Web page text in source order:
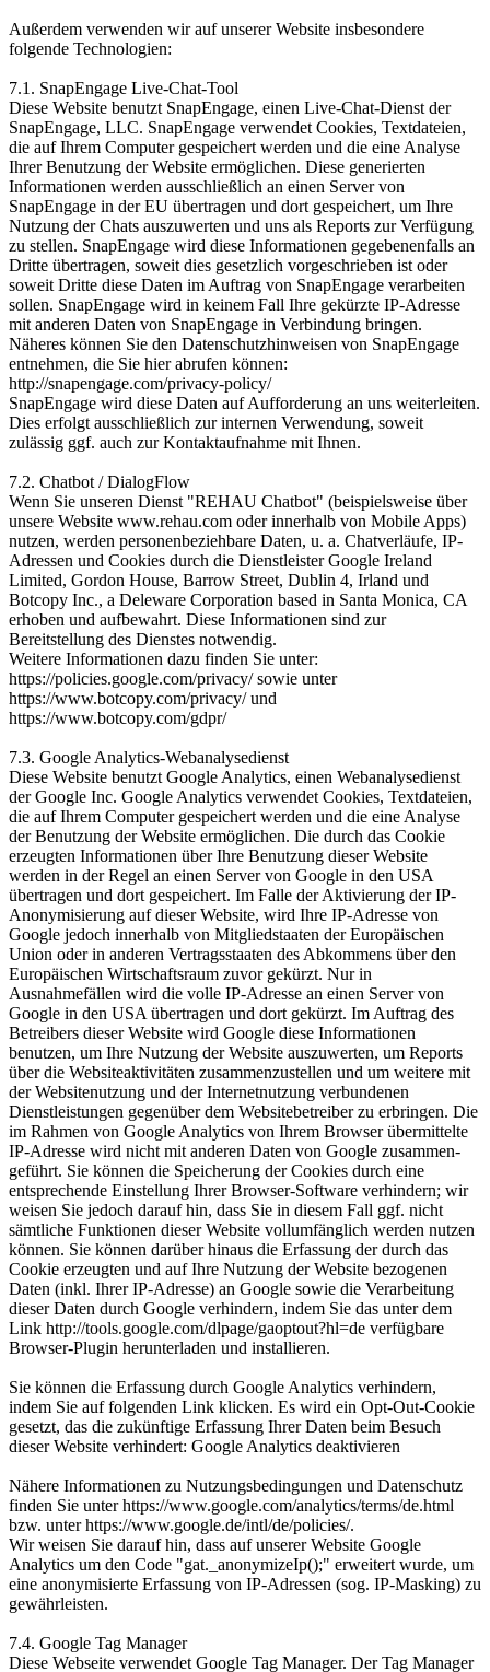
Außerdem verwenden wir auf unserer Website insbesondere
folgende Technologien:
7.1. SnapEngage Live-Chat-Tool
Diese Website benutzt SnapEngage, einen Live-Chat-Dienst der
SnapEngage, LLC. SnapEngage verwendet Cookies, Textdateien,
die auf Ihrem Computer gespeichert werden und die eine Analyse
Ihrer Benutzung der Website ermöglichen. Diese generierten
Informationen werden ausschließlich an einen Server von
SnapEngage in der EU übertragen und dort gespeichert, um Ihre
Nutzung der Chats auszuwerten und uns als Reports zur Verfügung
zu stellen. SnapEngage wird diese Informationen gegebenenfalls an
Dritte übertragen, soweit dies gesetzlich vorgeschrieben ist oder
soweit Dritte diese Daten im Auftrag von SnapEngage verarbeiten
sollen. SnapEngage wird in keinem Fall Ihre gekürzte IP-Adresse
mit anderen Daten von SnapEngage in Verbindung bringen.
Näheres können Sie den Datenschutz­hinweisen von SnapEngage
entnehmen, die Sie hier abrufen können:
http://snapengage.com/privacy-policy/
SnapEngage wird diese Daten auf Aufforderung an uns weiterleiten.
Dies erfolgt ausschließlich zur internen Verwendung, soweit
zulässig ggf. auch zur Kontaktaufnahme mit Ihnen.
7.2. Chatbot / DialogFlow
Wenn Sie unseren Dienst "REHAU Chatbot" (beispielsweise über
unsere Website www.rehau.com oder innerhalb von Mobile Apps)
nutzen, werden personen­beziehbare Daten, u. a. Chatverläufe, IP-
Adressen und Cookies durch die Dienstleister Google Ireland
Limited, Gordon House, Barrow Street, Dublin 4, Irland und
Botcopy Inc., a Deleware Corporation based in Santa Monica, CA
erhoben und aufbewahrt. Diese Informationen sind zur
Bereitstellung des Dienstes notwendig.
Weitere Informationen dazu finden Sie unter:
https://policies.google.com/privacy/ sowie unter
https://www.botcopy.com/privacy/ und
https://www.botcopy.com/gdpr/
7.3. Google Analytics-Webanalysedienst
Diese Website benutzt Google Analytics, einen Webanalyse­dienst
der Google Inc. Google Analytics verwendet Cookies, Textdateien,
die auf Ihrem Computer gespeichert werden und die eine Analyse
der Benutzung der Website ermöglichen. Die durch das Cookie
erzeugten Informationen über Ihre Benutzung dieser Website
werden in der Regel an einen Server von Google in den USA
übertragen und dort gespeichert. Im Falle der Aktivierung der IP-
Anonymisierung auf dieser Website, wird Ihre IP-Adresse von
Google jedoch innerhalb von Mitgliedstaaten der Europäischen
Union oder in anderen Vertragsstaaten des Abkommens über den
Europäischen Wirtschaftsraum zuvor gekürzt. Nur in
Ausnahmefällen wird die volle IP-Adresse an einen Server von
Google in den USA übertragen und dort gekürzt. Im Auftrag des
Betreibers dieser Website wird Google diese Informationen
benutzen, um Ihre Nutzung der Website auszuwerten, um Reports
über die Websiteaktivitäten zusammenzustellen und um weitere mit
der Websitenutzung und der Internetnutzung verbundenen
Dienstleistungen gegenüber dem Websitebetreiber zu erbringen. Die
im Rahmen von Google Analytics von Ihrem Browser übermittelte
IP-Adresse wird nicht mit anderen Daten von Google zusammen­
geführt. Sie können die Speicherung der Cookies durch eine
entsprechende Einstellung Ihrer Browser-Software verhindern; wir
weisen Sie jedoch darauf hin, dass Sie in diesem Fall ggf. nicht
sämtliche Funktionen dieser Website vollumfänglich werden nutzen
können. Sie können darüber hinaus die Erfassung der durch das
Cookie erzeugten und auf Ihre Nutzung der Website bezogenen
Daten (inkl. Ihrer IP-Adresse) an Google sowie die Verarbeitung
dieser Daten durch Google verhindern, indem Sie das unter dem
Link http://tools.google.com/dlpage/gaoptout?hl=de verfügbare
Browser-Plugin herunterladen und installieren.
Sie können die Erfassung durch Google Analytics verhindern,
indem Sie auf folgenden Link klicken. Es wird ein Opt-Out-Cookie
gesetzt, das die zukünftige Erfassung Ihrer Daten beim Besuch
dieser Website verhindert: Google Analytics deaktivieren
Nähere Informationen zu Nutzungsbedingungen und Datenschutz
finden Sie unter https://www.google.com/analytics/terms/de.html
bzw. unter https://www.google.de/intl/de/policies/.
Wir weisen Sie darauf hin, dass auf unserer Website Google
Analytics um den Code "gat._anonymizeIp();" erweitert wurde, um
eine anonymisierte Erfassung von IP-Adressen (sog. IP-Masking) zu
gewährleisten.
7.4. Google Tag Manager
Diese Webseite verwendet Google Tag Manager. Der Tag Manager